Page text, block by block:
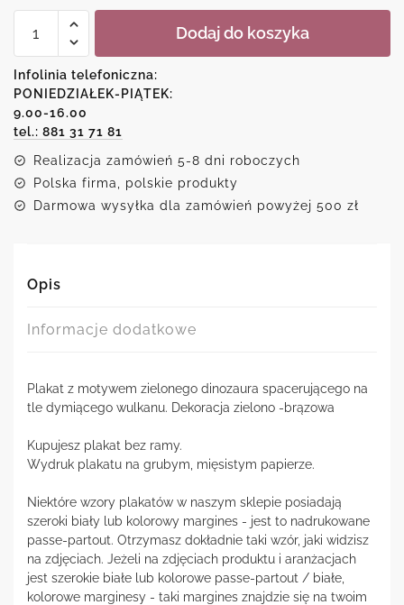
Plakat
dziecka
-
Dinozaur
i
Dodaj do koszyka
Infolinia telefoniczna:
PONIEDZIAŁEK-PIĄTEK:
9.00-16.00
tel.: 881 31 71 81
Realizacja zamówień 5-8 dni roboczych
Polska firma, polskie produkty
Darmowa wysyłka dla zamówień powyżej 500 zł
Opis
Informacje dodatkowe
Plakat z motywem zielonego dinozaura spacerującego na
tle dymiącego wulkanu. Dekoracja zielono -brązowa
Kupujesz plakat bez ramy.
Wydruk plakatu na grubym, mięsistym papierze.
Niektóre wzory plakatów w naszym sklepie posiadają
szeroki biały lub kolorowy margines - jest to nadrukowane
passe-partout. Otrzymasz dokładnie taki wzór, jaki widzisz
na zdjęciach. Jeżeli na zdjęciach produktu i aranżacjach
jest szerokie białe lub kolorowe passe-partout / białe,
kolorowe marginesy - taki margines znajdzie się na twoim